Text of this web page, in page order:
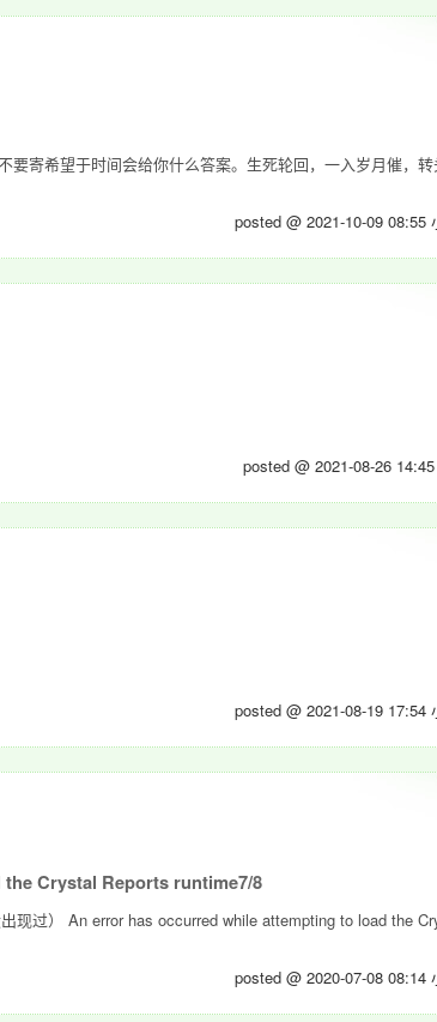
寄希望于时间会给你什么答案。生死轮回，一入岁月催，
posted @ 2021-10-09 08:55
posted @ 2021-08-26
posted @ 2021-08-19 17:54
Crystal Reports runtime7/8
现过） An error has occurred while attempting to load the
posted @ 2020-07-08 08:14